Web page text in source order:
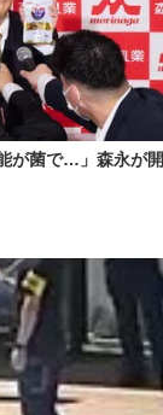
が菌で…」森永が開